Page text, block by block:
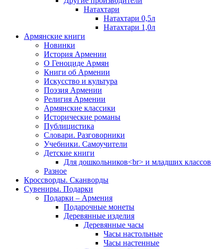
Натахтари
Натахтари 0,5л
Натахтари 1,0л
Армянские книги
Новинки
История Армении
О Геноциде Армян
Книги об Армении
Иcкусство и культура
Поэзия Армении
Религия Армении
Армянские классики
Исторические романы
Публицистика
Словари. Разговорники
Учебники. Самоучители
Детские книги
Для дошкольников<br> и младших классов
Разное
Кроссворды. Сканворды
Сувениры. Подарки
Подарки – Армения
Подарочные монеты
Деревянные изделия
Деревянные часы
Часы настольные
Часы настенные